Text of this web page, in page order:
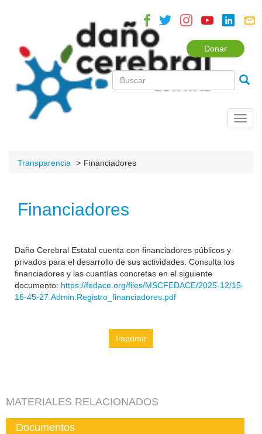
Donar
Transparencia Financiadores
Financiadores
Daño Cerebral Estatal cuenta con financiadores públicos y
privados para el desarrollo de sus actividades. Consulta los
financiadores y las cuantías concretas en el siguiente
documento: https://fedace.org/files/MSCFEDACE/2025-12/15-
16-45-27.Admin.Registro_financiadores.pdf
Imprimir
MATERIALES RELACIONADOS
Documentos